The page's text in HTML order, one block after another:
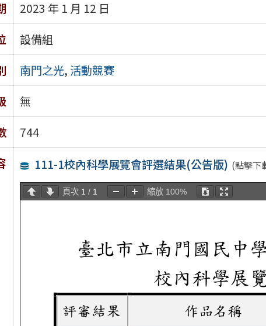
2023 年 1 月 12 日
設備組
南門之光, 活動競賽
無
744
111-1校內科學展覽會評選結果(公告版) (點擊下
頁次 1 / 1 縮放 100%